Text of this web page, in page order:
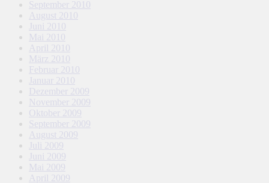
September 2010
August 2010
Juni 2010
Mai 2010
April 2010
März 2010
Februar 2010
Januar 2010
Dezember 2009
November 2009
Oktober 2009
September 2009
August 2009
Juli 2009
Juni 2009
Mai 2009
April 2009